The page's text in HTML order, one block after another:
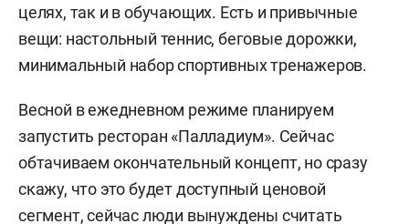
целях, так и в обучающих. Есть и привычные
вещи: настольный теннис, беговые дорожки,
минимальный набор спортивных тренажеров.
Весной в ежедневном режиме планируем
запустить ресторан «Палладиум». Сейчас
обтачиваем окончательный концепт, но сразу
скажу, что это будет доступный ценовой
сегмент, сейчас люди вынуждены считать